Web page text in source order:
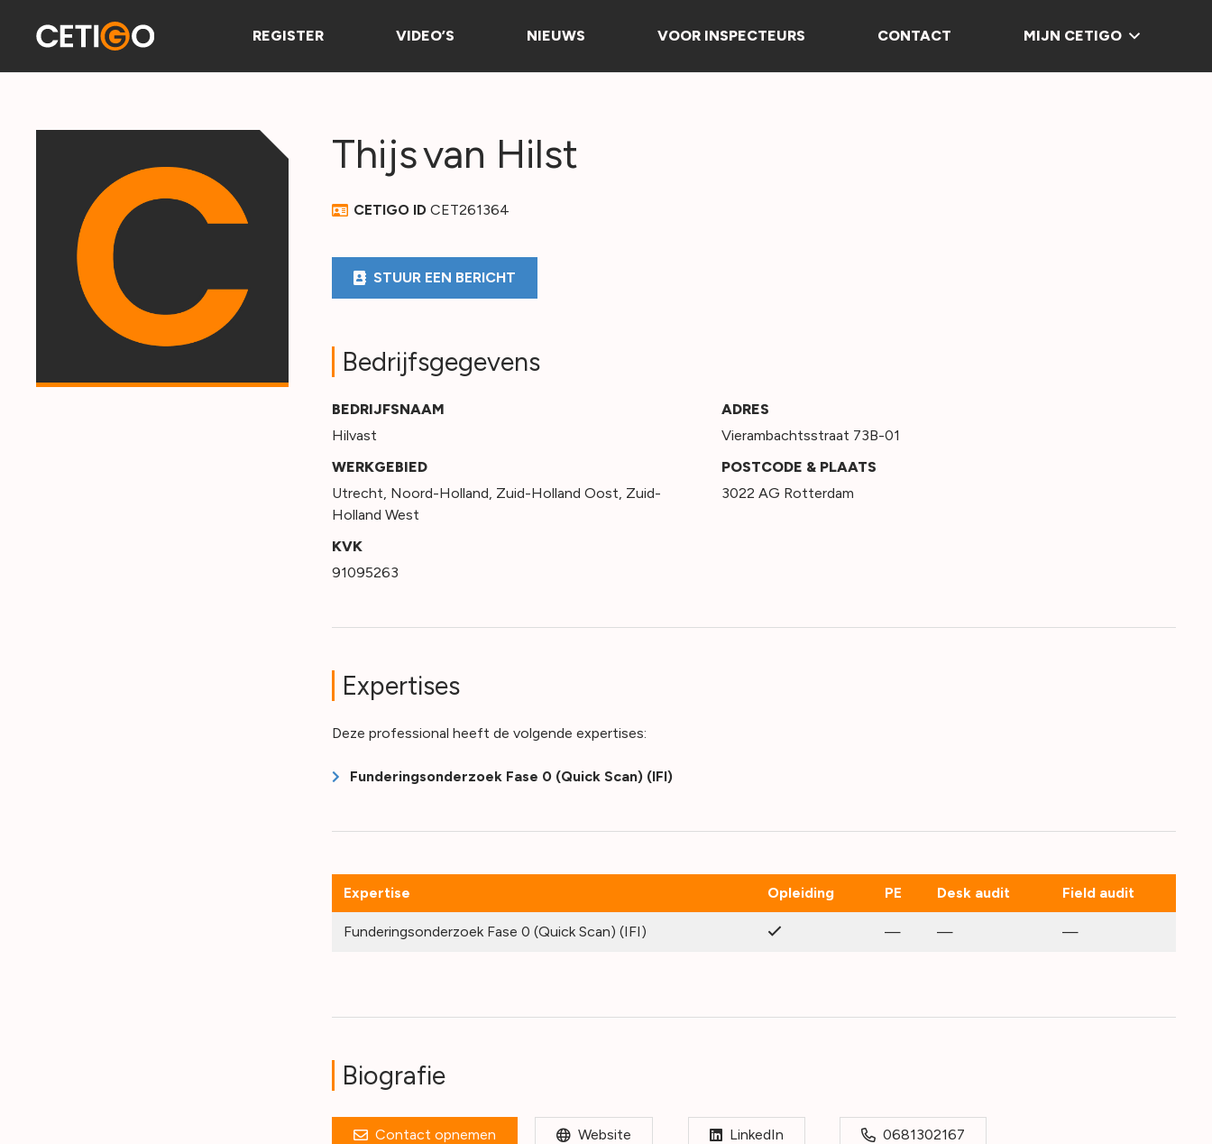
REGISTER VIDEO’S NIEUWS VOOR INSPECTEURS CONTACT MIJN CETIGO
Thijsvan Hilst
CETIGO IDCET261364
STUUR EEN BERICHT
Bedrijfsgegevens
BEDRIJFSNAAM
Hilvast
WERKGEBIED
Utrecht, Noord-Holland, Zuid-Holland Oost, Zuid-
Holland West
KVK
91095263
ADRES
Vierambachtsstraat 73B-01
POSTCODE & PLAATS
3022 AG Rotterdam
Expertises
Deze professional heeft de volgende expertises:
Funderingsonderzoek Fase 0 (Quick Scan) (IFI)
Expertise Opleiding PE Desk audit Field audit
Funderingsonderzoek Fase 0 (Quick Scan) (IFI) — — —
Biografie
Contact opnemen Website LinkedIn 0681302167